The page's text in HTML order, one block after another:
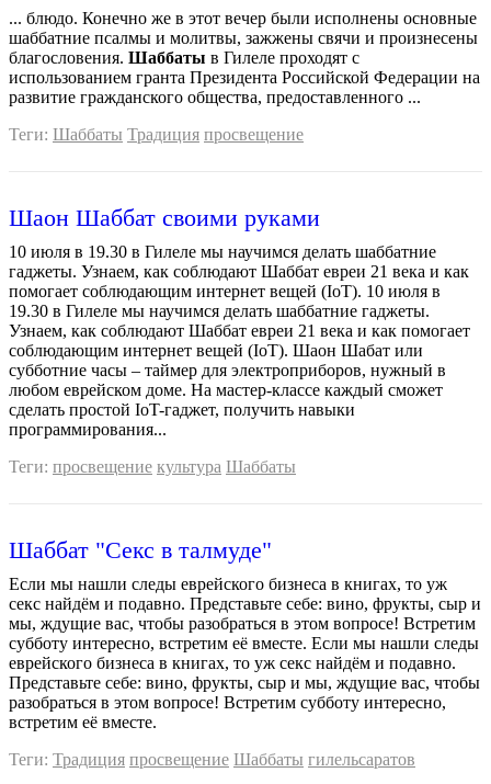
... блюдо. Конечно же в этот вечер были исполнены основные
шаббатние псалмы и молитвы, зажжены свячи и произнесены
благословения. Шаббаты в Гилеле проходят с
использованием гранта Президента Российской Федерации на
развитие гражданского общества, предоставленного ...
Теги: Шаббаты Традиция просвещение
Шаон Шаббат своими руками
10 июля в 19.30 в Гилеле мы научимся делать шаббатние
гаджеты. Узнаем, как соблюдают Шаббат евреи 21 века и как
помогает соблюдающим интернет вещей (IoT). 10 июля в
19.30 в Гилеле мы научимся делать шаббатние гаджеты.
Узнаем, как соблюдают Шаббат евреи 21 века и как помогает
соблюдающим интернет вещей (IoT). Шаон Шабат или
субботние часы – таймер для электроприборов, нужный в
любом еврейском доме. На мастер-классе каждый сможет
сделать простой IoT-гаджет, получить навыки
программирования...
Теги: просвещение культура Шаббаты
Шаббат "Секс в талмуде"
Если мы нашли следы еврейского бизнеса в книгах, то уж
секс найдём и подавно. Представьте себе: вино, фрукты, сыр и
мы, ждущие вас, чтобы разобраться в этом вопросе! Встретим
субботу интересно, встретим её вместе. Если мы нашли следы
еврейского бизнеса в книгах, то уж секс найдём и подавно.
Представьте себе: вино, фрукты, сыр и мы, ждущие вас, чтобы
разобраться в этом вопросе! Встретим субботу интересно,
встретим её вместе.
Теги: Традиция просвещение Шаббаты гилельсаратов